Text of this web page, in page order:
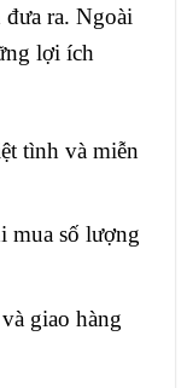
ra. Ngoài
lợi ích
tình và miễn
mua số lượng
giao hàng